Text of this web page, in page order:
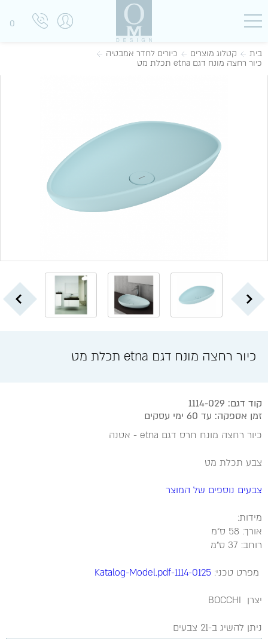
0
בית קטלוג מוצרים
כיורים לחדר אמבטיה
כיור רחצה מונח דגם etna תכלת מט
כיור רחצה מונח דגם etna תכלת מט
קוד דגם: 1114-029
זמן אספקה: עד 60 ימי עסקים
כיור רחצה מונח חרס דגם etna - אטנה
צבע תכלת מט
צבעים נוספים של המוצר
מידות:
אורך: 58 ס״מ
רוחב: 37 ס״מ
מפרט טכני: 1114-0125-Katalog-Model.pdf
יצרן BOCCHI
ניתן להשיג ב-21 צבעים